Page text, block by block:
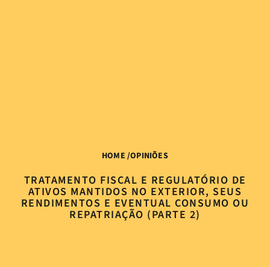
HOME /OPINIÕES
TRATAMENTO FISCAL E REGULATÓRIO DE
ATIVOS MANTIDOS NO EXTERIOR, SEUS
RENDIMENTOS E EVENTUAL CONSUMO OU
REPATRIAÇÃO (PARTE 2)